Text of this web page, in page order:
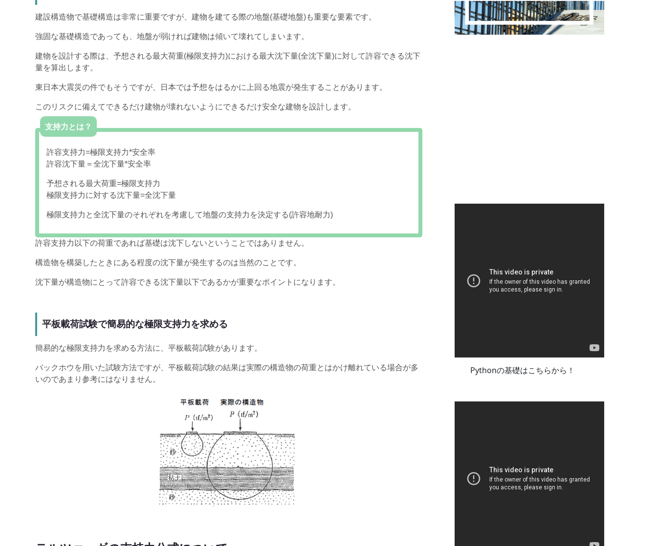
建設構造物で基礎構造は非常に重要ですが、建物を建てる際の地盤(基礎地盤)も重要な要素です。
強固な基礎構造であっても、地盤が弱ければ建物は傾いて壊れてしまいます。
建物を設計する際は、予想される最大荷重(極限支持力)における最大沈下量(全沈下量)に対して許容できる沈下
量を算出します。
東日本大震災の件でもそうですが、日本では予想をはるかに上回る地震が発生することがあります。
このリスクに備えてできるだけ建物が壊れないようにできるだけ安全な建物を設計します。
支持力とは？
許容支持力=極限支持力*安全率
許容沈下量＝全沈下量*安全率
予想される最大荷重=極限支持力
極限支持力に対する沈下量=全沈下量
極限支持力と全沈下量のそれぞれを考慮して地盤の支持力を決定する(許容地耐力)
許容支持力以下の荷重であれば基礎は沈下しないということではありません。
構造物を構築したときにある程度の沈下量が発生するのは当然のことです。
沈下量が構造物にとって許容できる沈下量以下であるかが重要なポイントになります。
平板載荷試験で簡易的な極限支持力を求める
簡易的な極限支持力を求める方法に、平板載荷試験があります。
バックホウを用いた試験方法ですが、平板載荷試験の結果は実際の構造物の荷重とはかけ離れている場合が多
いのであまり参考にはなりません。
Pythonの基礎はこちらから！